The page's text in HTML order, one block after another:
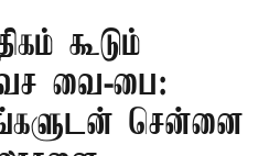
கூடும்
வை-பை:
சென்னை